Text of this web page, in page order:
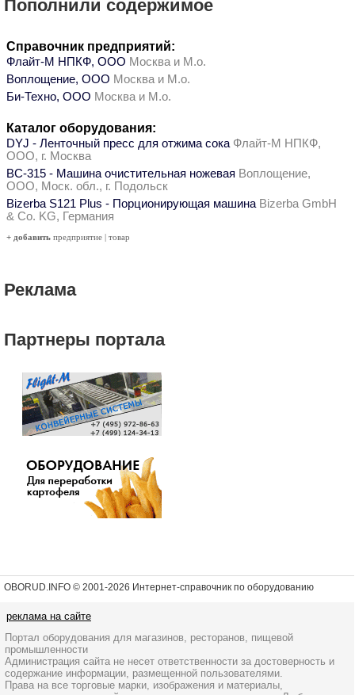
Пополнили содержимое
Справочник предприятий:
Флайт-М НПКФ, ООО Москва и М.о.
Воплощение, ООО Москва и М.о.
Би-Техно, ООО Москва и М.о.
Каталог оборудования:
DYJ - Ленточный пресс для отжима сока Флайт-М НПКФ,
ООО, г. Москва
ВС-315 - Машина очистительная ножевая Воплощение,
ООО, Моск. обл., г. Подольск
Bizerba S121 Plus - Порционирующая машина Bizerba GmbH
& Co. KG, Германия
+ добавить предприятие | товар
Реклама
Партнеры портала
OBORUD.INFO © 2001-2026 Интернет-справочник по оборудованию
реклама на сайте
Портал оборудования для магазинов, ресторанов, пищевой
промышленности
Администрация сайта не несет ответственности за достоверность и
содержание информации, размещенной пользователями.
Права на все торговые марки, изображения и материалы,